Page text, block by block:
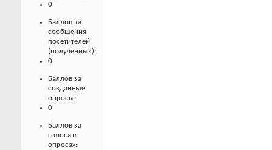
0
Баллов за
сообщения
посетителей
(полученных):
0
Баллов за
созданные
опросы:
0
Баллов за
голоса в
опросах: